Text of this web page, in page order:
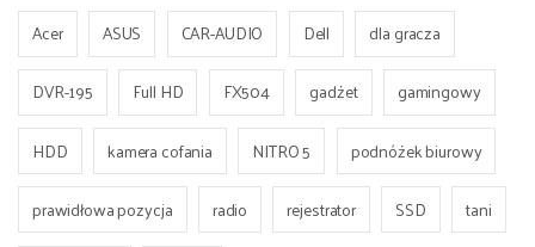
Acer ASUS CAR-AUDIO Dell
dla gracza
DVR-195
Full HD FX504 gadżet
gamingowy
HDD
kamera cofania NITRO 5
podnóżek biurowy
prawidłowa pozycja
radio rejestrator SSD
tani